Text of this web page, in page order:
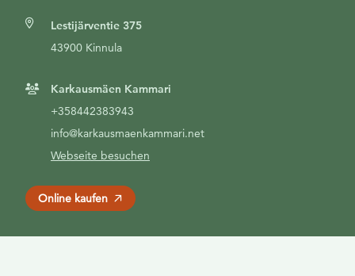
Lestijärventie 375
43900 Kinnula
Karkausmäen Kammari
+358442383943
info@karkausmaenkammari.net
Webseite besuchen
Online kaufen